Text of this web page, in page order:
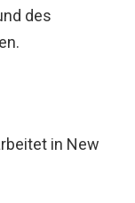
des
in New